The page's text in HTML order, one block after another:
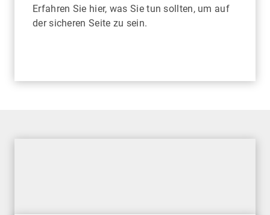
Erfahren Sie hier, was Sie tun sollten, um auf
der sicheren Seite zu sein.